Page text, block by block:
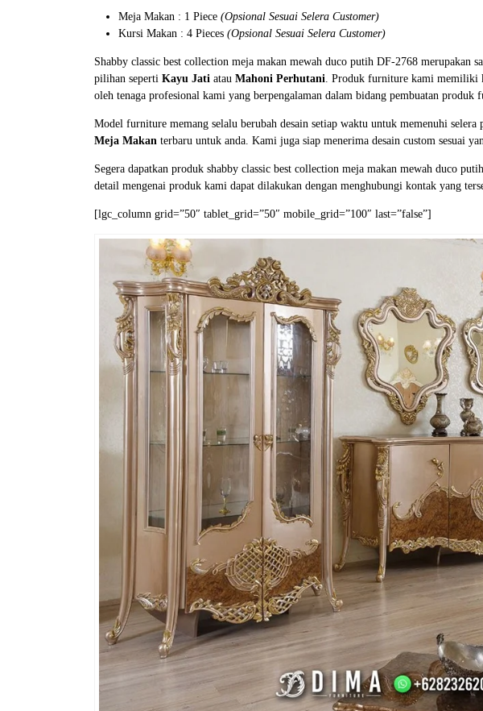
Meja Makan : 1 Piece (Opsional Sesuai Selera Customer)
Kursi Makan : 4 Pieces (Opsional Sesuai Selera Customer)
Shabby classic best collection meja makan mewah duco putih DF-2768 merupakan
pilihan seperti Kayu Jati atau Mahoni Perhutani. Produk furniture kami memiliki
oleh tenaga profesional kami yang berpengalaman dalam bidang pembuatan produk
Model furniture memang selalu berubah desain setiap waktu untuk memenuhi
Meja Makan terbaru untuk anda. Kami juga siap menerima desain custom sesuai
Segera dapatkan produk shabby classic best collection meja makan mewah duco
detail mengenai produk kami dapat dilakukan dengan menghubungi kontak yang
[lgc_column grid=”50″ tablet_grid=”50″ mobile_grid=”100″ last=”false”]